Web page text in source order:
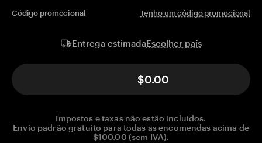
Código promocional Tenho um código promocional
Entrega estimadaEscolher país
$0.00
Impostos e taxas não estão incluídos.
Envio padrão gratuito para todas as encomendas acima de
$100.00 (sem IVA).